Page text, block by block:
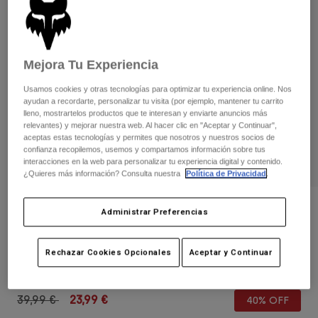
Pantalones largos
Pantalones cortos
Chaquetas y chalecos
Guantes
Protecciones
Calcetines
Accesorios
Recambios
Pantalones
Chaquetas
Protecciones
Gafas de protección
Mochilas y accesorios
Recambios
Camisas
Ver todo
Mujer
Camisetas y tops
Sudaderas
Chaquetas
Pantalones
Camisas
Niños
Protecciones
Gafas de Protección
Calcetines
Moto
Cascos
Botas
Protecciones
Gafas de Protección
Gorra Fox x Kawasaki Flexfit
N.º de artículo32242
Price reduced from
39,99 €to23,99 € 40% OFF
Mejora Tu Experiencia
Usamos cookies y otras tecnologías para optimizar tu experiencia online. Nos
ayudan a recordarte, personalizar tu visita (por ejemplo, mantener tu carrito
lleno, mostrartelos productos que te interesan y enviarte anuncios más
relevantes) y mejorar nuestra web. Al hacer clic en "Aceptar y Continuar",
aceptas estas tecnologías y permites que nosotros y nuestros socios de
confianza recopilemos, usemos y compartamos información sobre tus
interacciones en la web para personalizar tu experiencia digital y contenido.
¿Quieres más información? Consulta nuestra
Política de Privacidad
Administrar Preferencias
Rechazar Cookies Opcionales Aceptar y Continuar